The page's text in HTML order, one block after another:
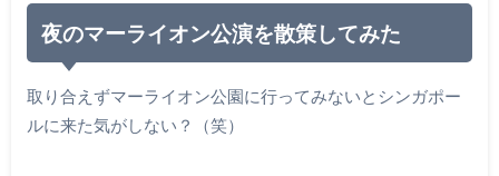
夜のマーライオン公演を散策してみた
取り合えずマーライオン公園に行ってみないとシンガポー
ルに来た気がしない？（笑）